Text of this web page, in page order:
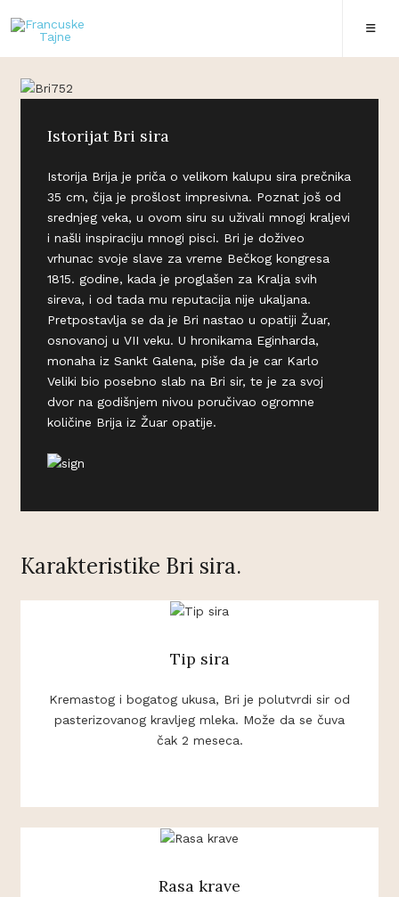
Istorijat Bri sira
Istorija Brija je priča o velikom kalupu sira prečnika
35 cm, čija je prošlost impresivna. Poznat još od
srednjeg veka, u ovom siru su uživali mnogi kraljevi
i našli inspiraciju mnogi pisci. Bri je doživeo
vrhunac svoje slave za vreme Bečkog kongresa
1815. godine, kada je proglašen za Kralja svih
sireva, i od tada mu reputacija nije ukaljana.
Pretpostavlja se da je Bri nastao u opatiji Žuar,
osnovanoj u VII veku. U hronikama Eginharda,
monaha iz Sankt Galena, piše da je car Karlo
Veliki bio posebno slab na Bri sir, te je za svoj
dvor na godišnjem nivou poručivao ogromne
količine Brija iz Žuar opatije.
Karakteristike Bri sira.
Tip sira
Kremastog i bogatog ukusa, Bri je polutvrdi sir od
pasterizovanog kravljeg mleka. Može da se čuva
čak 2 meseca.
Rasa krave